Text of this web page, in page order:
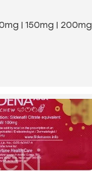
| 150mg | 200mg